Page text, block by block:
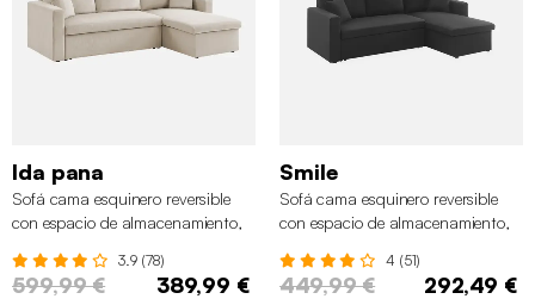
Ida pana
Sofá cama esquinero reversible
con espacio de almacenamiento,
3.9 (78)
599,99 € 389,99 €
Smile
Sofá cama esquinero reversible
con espacio de almacenamiento,
4 (51)
449,99 € 292,49 €